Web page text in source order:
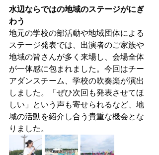
水辺ならではの地域のステージがにぎ
わう
地元の学校の部活動や地域団体による
ステージ発表では、出演者のご家族や
地域の皆さんが多く来場し、会場全体
が一体感に包まれました。今回はチー
アダンスチーム、学校の吹奏楽が演出
しました。「ぜひ次回も発表させてほ
しい」という声も寄せられるなど、地
域の活動を紹介し合う貴重な機会とな
りました。